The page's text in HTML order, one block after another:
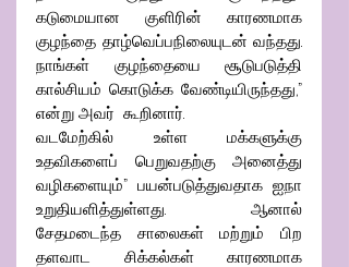
கடுமையான குளிரின் காரணமாக
குழந்தை தாழ்வெப்பநிலையுடன் வந்தது.
நாங்கள் குழந்தையை சூடுபடுத்தி
கால்சியம் கொடுக்க வேண்டியிருந்தது,”
என்று அவர்  கூறினார்.
வடமேற்கில் உள்ள மக்களுக்கு
உதவிகளைப் பெறுவதற்கு அனைத்து
வழிகளையும்” பயன்படுத்துவதாக ஐ.நா
உறுதியளித்துள்ளது. ஆனால்
சேதமடைந்த சாலைகள் மற்றும் பிற
தளவாட சிக்கல்கள் காரணமாக